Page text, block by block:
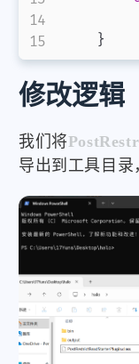
}
修改逻辑
我们将
导出到工具目录